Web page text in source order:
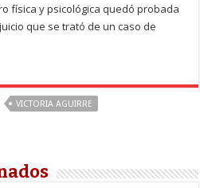
física y psicológica quedó probada
que se trató de un caso de
VICTORIA AGUIRRE